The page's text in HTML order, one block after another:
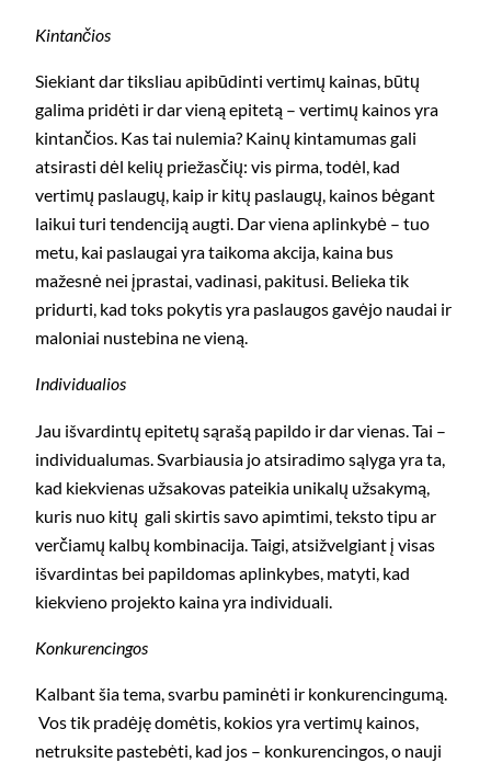
Kintančios
Siekiant dar tiksliau apibūdinti vertimų kainas, būtų
galima pridėti ir dar vieną epitetą – vertimų kainos yra
kintančios. Kas tai nulemia? Kainų kintamumas gali
atsirasti dėl kelių priežasčių: vis pirma, todėl, kad
vertimų paslaugų, kaip ir kitų paslaugų, kainos bėgant
laikui turi tendenciją augti. Dar viena aplinkybė – tuo
metu, kai paslaugai yra taikoma akcija, kaina bus
mažesnė nei įprastai, vadinasi, pakitusi. Belieka tik
pridurti, kad toks pokytis yra paslaugos gavėjo naudai ir
maloniai nustebina ne vieną.
Individualios
Jau išvardintų epitetų sąrašą papildo ir dar vienas. Tai –
individualumas. Svarbiausia jo atsiradimo sąlyga yra ta,
kad kiekvienas užsakovas pateikia unikalų užsakymą,
kuris nuo kitų gali skirtis savo apimtimi, teksto tipu ar
verčiamų kalbų kombinacija. Taigi, atsižvelgiant į visas
išvardintas bei papildomas aplinkybes, matyti, kad
kiekvieno projekto kaina yra individuali.
Konkurencingos
Kalbant šia tema, svarbu paminėti ir konkurencingumą.
Vos tik pradėję domėtis, kokios yra vertimų kainos,
netruksite pastebėti, kad jos – konkurencingos, o nauji